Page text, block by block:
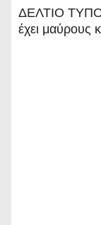
ΔΕΛΤΙΟ
έχει μαύρους